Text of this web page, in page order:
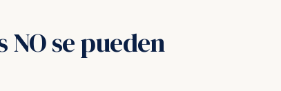
NO se pueden